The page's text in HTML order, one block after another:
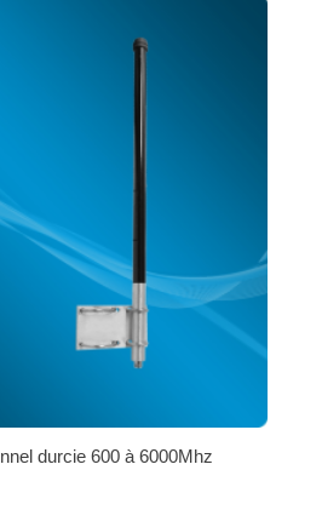
durcie 600 à 6000Mhz